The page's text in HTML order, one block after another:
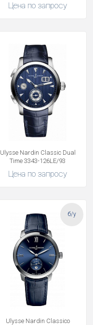
Цена по запросу
Ulysse Nardin Classic Dual
Time 3343-126LE/93
Цена по запросу
б/у
Ulysse Nardin Classico